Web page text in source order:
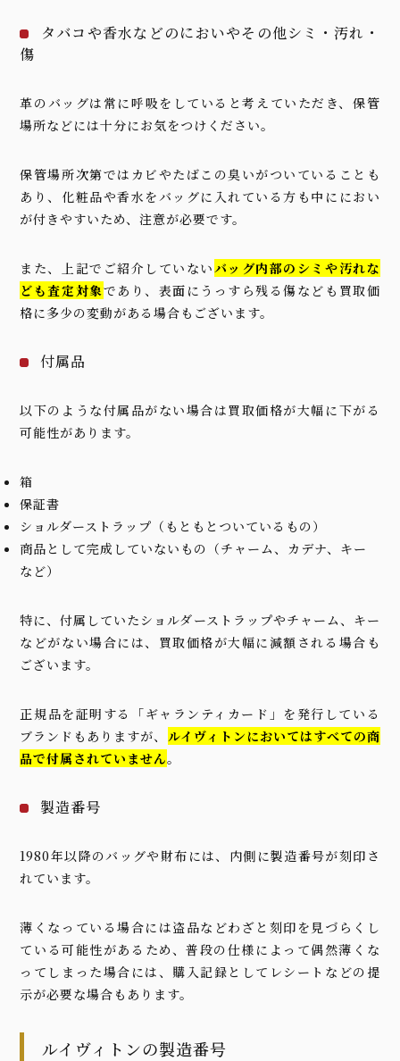
タバコや香水などのにおいやその他シミ・汚れ・
傷
革のバッグは常に呼吸をしていると考えていただき、保管
場所などには十分にお気をつけください。
保管場所次第ではカビやたばこの臭いがついていることも
あり、化粧品や香水をバッグに入れている方も中ににおい
が付きやすいため、注意が必要です。
また、上記でご紹介していないバッグ内部のシミや汚れな
ども査定対象であり、表面にうっすら残る傷なども買取価
格に多少の変動がある場合もございます。
付属品
以下のような付属品がない場合は買取価格が大幅に下がる
可能性があります。
箱
保証書
ショルダーストラップ（もともとついているもの）
商品として完成していないもの（チャーム、カデナ、キー
など）
特に、付属していたショルダーストラップやチャーム、キー
などがない場合には、買取価格が大幅に減額される場合も
ございます。
正規品を証明する「ギャランティカード」を発行している
ブランドもありますが、 ルイヴィトンにおいてはすべての商
品で付属されていません。
製造番号
1980年以降のバッグや財布には、内側に製造番号が刻印さ
れています。
薄くなっている場合には盗品などわざと刻印を見づらくし
ている可能性があるため、普段の仕様によって偶然薄くな
ってしまった場合には、購入記録としてレシートなどの提
示が必要な場合もあります。
ルイヴィトンの製造番号